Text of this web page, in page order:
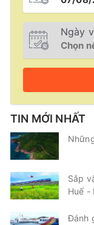
Ngày
TIN MỚI NHẤT
Sắp
Huế -
Đánh